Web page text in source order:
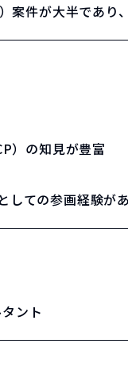
件が大半であり
）の知見が豊富
しての参画経験が
ント